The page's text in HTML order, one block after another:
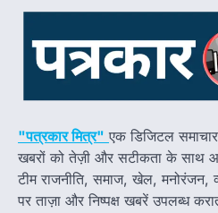
"पत्रकार मित्र" एक डिजिटल
खबरों को तेज़ी और सटीकता के साथ
टीम राजनीति, समाज, खेल, मनोरंजन,
पर ताज़ा और निष्पक्ष खबरें उपलब्ध